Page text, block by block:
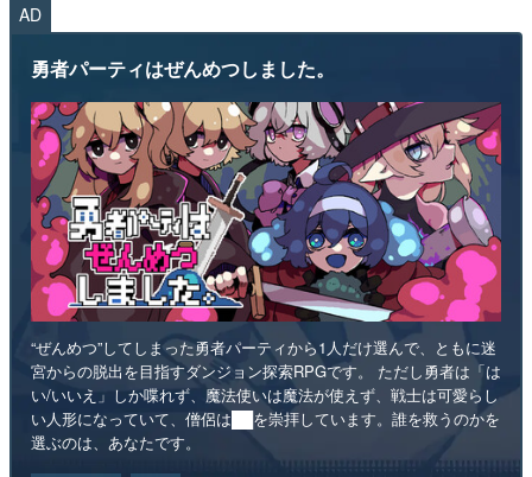
AD
勇者パーティはぜんめつしました。
“ぜんめつ”してしまった勇者パーティから1人だけ選んで、ともに迷
宮からの脱出を目指すダンジョン探索RPGです。 ただし勇者は「は
い/いいえ」しか喋れず、魔法使いは魔法が使えず、戦士は可愛らし
い人形になっていて、僧侶は██を崇拝しています。誰を救うのかを
選ぶのは、あなたです。